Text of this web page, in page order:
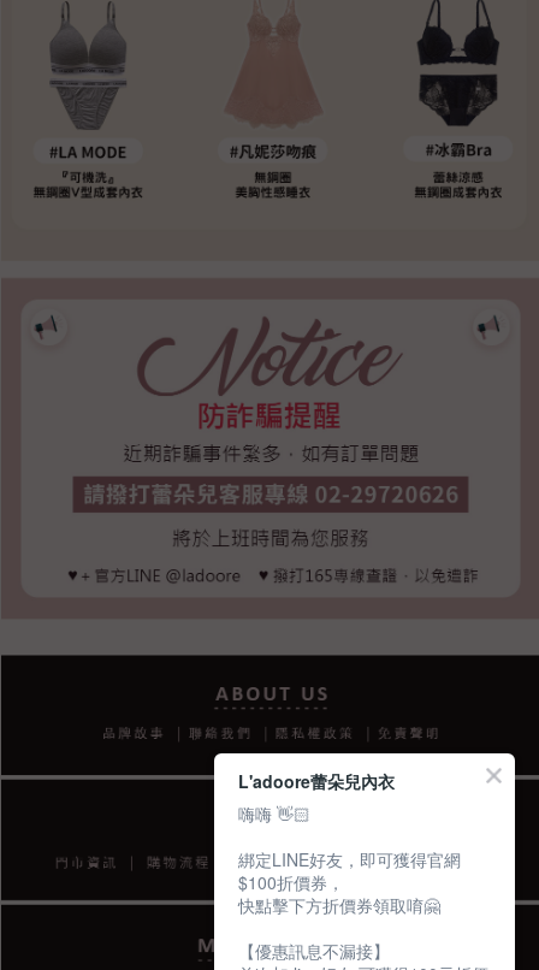
L'adoore蕾朵兒內衣
嗨嗨 👋🏻
綁定LINE好友，即可獲得官網
$100折價券，
快點擊下方折價券領取唷🤗
【優惠訊息不漏接】